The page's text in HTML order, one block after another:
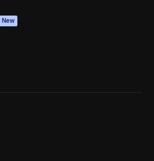
New